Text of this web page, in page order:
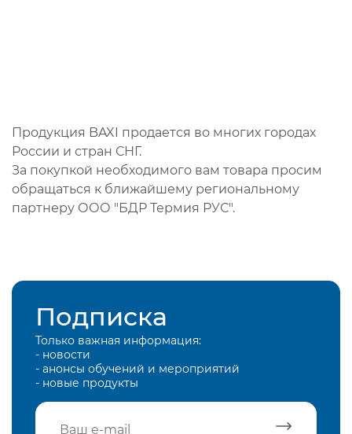
Продукция BAXI продается во многих городах
России и стран СНГ.
За покупкой необходимого вам товара просим
обращаться к ближайшему региональному
партнеру ООО "БДР Термия РУС".
Подписка
Только важная информация:
- новости
- анонсы обучений и мероприятий
- новые продукты